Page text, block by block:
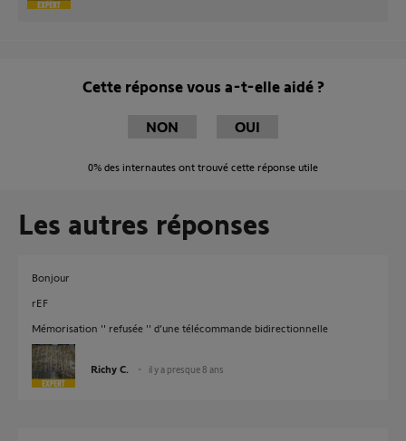
Cette réponse vous a-t-elle aidé ?
NON OUI
0% des internautes ont trouvé cette réponse utile
Les autres réponses
Bonjour
rEF
Mémorisation '' refusée '' d’une télécommande bidirectionnelle
Richy C. il y a presque 8 ans